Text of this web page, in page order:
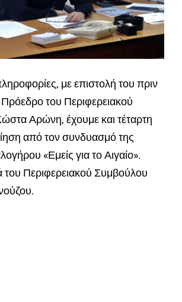
με επιστολή του πριν
του Περιφερειακού
Αρώνη, έχουμε και τέταρτη
από τον συνδυασμό της
«Εμείς για το Αιγαίο».
Περιφερειακού Συμβούλου